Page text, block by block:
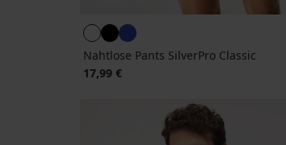
Nahtlose Pants SilverPro Classic
17,99 €